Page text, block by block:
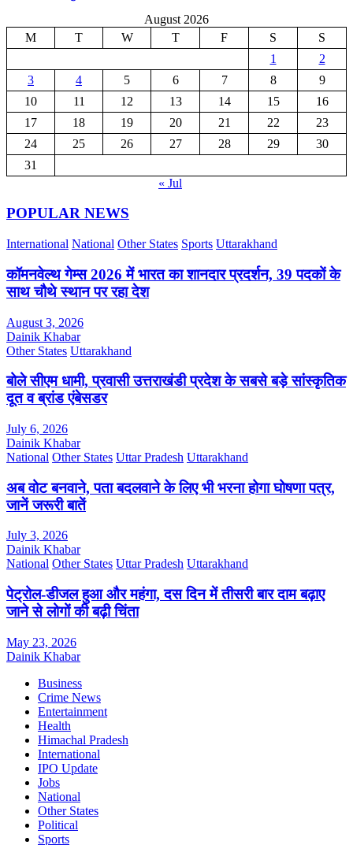
August 2026
M
T W T F S
S
1
2
3
4 5 6 7 8
9
10
11 12 13 14 15
16
17
18 19 20 21 22
23
24
25 26 27 28 29
30
31
« Jul
POPULAR NEWS
International National Other States Sports Uttarakhand
कॉमनवेल्थ गेम्स 2026 में भारत का शानदार प्रदर्शन, 39 पदकों के
साथ चौथे स्थान पर रहा देश
August 3, 2026
Dainik Khabar
Other States Uttarakhand
बोले सीएम धामी, प्रवासी उत्तराखंडी प्रदेश के सबसे बड़े सांस्कृतिक
दूत व ब्रांड एंबेसडर
July 6, 2026
Dainik Khabar
National Other States Uttar Pradesh Uttarakhand
अब वोट बनवाने, पता बदलवाने के लिए भी भरना होगा घोषणा पत्र,
जानें जरूरी बातें
July 3, 2026
Dainik Khabar
National Other States Uttar Pradesh Uttarakhand
पेट्रोल-डीजल हुआ और महंगा, दस दिन में तीसरी बार दाम बढ़ाए
जाने से लोगों की बढ़ी चिंता
May 23, 2026
Dainik Khabar
Business
Crime News
Entertainment
Health
Himachal Pradesh
International
IPO Update
Jobs
National
Other States
Political
Sports